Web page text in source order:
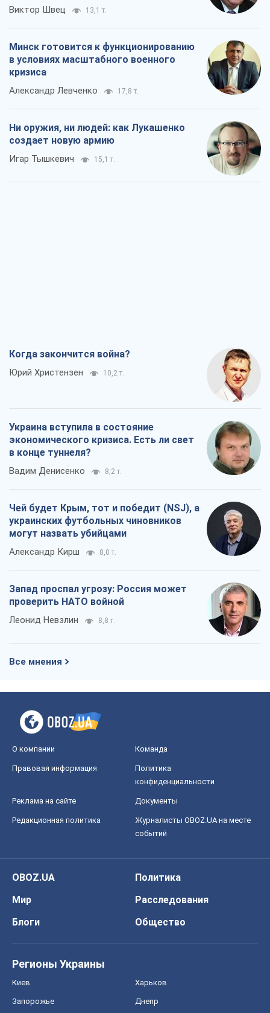
Виктор Швец 13,1 т.
Минск готовится к функционированию
в условиях масштабного военного
кризиса
Александр Левченко 17,8 т.
Ни оружия, ни людей: как Лукашенко
создает новую армию
Игар Тышкевич 15,1 т.
Когда закончится война?
Юрий Христензен 10,2 т.
Украина вступила в состояние
экономического кризиса. Есть ли свет
в конце туннеля?
Вадим Денисенко 8,2 т.
Чей будет Крым, тот и победит (NSJ), а
украинских футбольных чиновников
могут назвать убийцами
Александр Кирш 8,0 т.
Запад проспал угрозу: Россия может
проверить НАТО войной
Леонид Невзлин 8,8 т.
Все мнения
О компании Команда
Правовая информация
Политика
конфиденциальности
Реклама на сайте Документы
Редакционная политика
Журналисты OBOZ.UA на месте
событий
OBOZ.UA
Политика
Мир
Расследования
Блоги
Общество
Регионы Украины
Киев Харьков
Запорожье Днепр